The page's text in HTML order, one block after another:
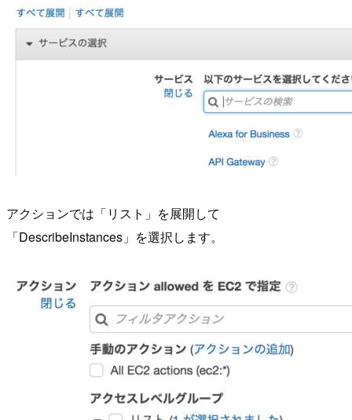
アクションでは「リスト」を展開して
「DescribeInstances」を選択します。